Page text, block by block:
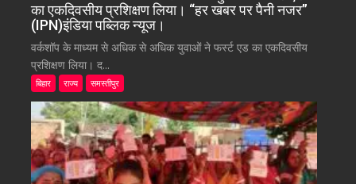
का एकदिवसीय प्रशिक्षण लिया। “हर खबर पर पैनी नजर”
(IPN)इंडिया पब्लिक न्यूज।
वर्कशॉप के माध्यम से अधिक से अधिक युवाओं ने फर्स्ट एड का एकदिवसीय
प्रशिक्षण लिया। द...
बिहार राज्य समस्तीपुर